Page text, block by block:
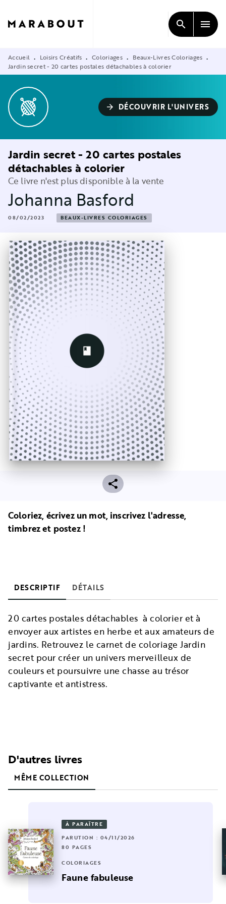
CONTENU
search menu
Accueil • Loisirs Créatifs • Coloriages • Beaux-Livres Coloriages •
Jardin secret - 20 cartes postales détachables à colorier
arrow_forward DÉCOUVRIR L'UNIVERS
Jardin secret - 20 cartes postales
détachables à colorier
Ce livre n'est plus disponible à la vente
Johanna Basford
08/02/2023 BEAUX-LIVRES COLORIAGES
Coloriez, écrivez un mot, inscrivez l'adresse,
timbrez et postez !
DESCRIPTIF DÉTAILS
20 cartes postales détachables à colorier et à
envoyer aux artistes en herbe et aux amateurs de
jardins. Retrouvez le carnet de coloriage Jardin
secret pour créer un univers merveilleux de
couleurs et poursuivre une chasse au trésor
captivante et antistress.
D'autres livres
MÊME COLLECTION
À PARAÎTRE
PARUTION : 04/11/2026
80 PAGES
COLORIAGES
Faune fabuleuse